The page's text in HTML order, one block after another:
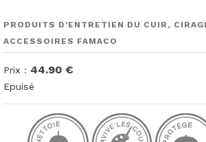
PRODUITS D'ENTRETIEN DU CUIR,
ACCESSOIRES FAMACO
Prix : 44.90 €
Epuisé